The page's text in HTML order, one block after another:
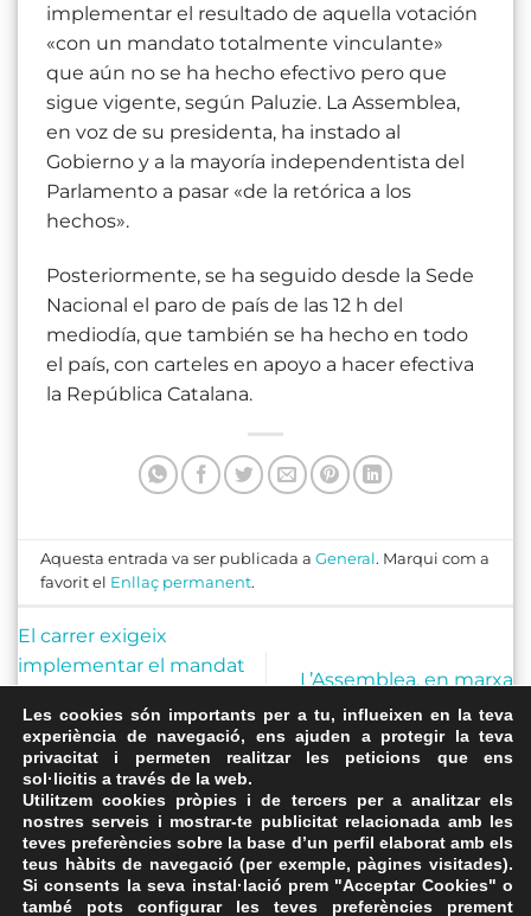
implementar el resultado de aquella votación
«con un mandato totalmente vinculante»
que aún no se ha hecho efectivo pero que
sigue vigente, según Paluzie. La Assemblea,
en voz de su presidenta, ha instado al
Gobierno y a la mayoría independentista del
Parlamento a pasar «de la retórica a los
hechos».
Posteriormente, se ha seguido desde la Sede
Nacional el paro de país de las 12 h del
mediodía, que también se ha hecho en todo
el país, con carteles en apoyo a hacer efectiva
la República Catalana.
Aquesta entrada va ser publicada aGeneral . Marqui com a
favorit el Enllaç permanent.
El carrer exigeix
implementar el mandat
del referèndum que ho
va canviar tot
L’Assemblea, en marxa
aquest cap de setmana
Les cookies són importants per a tu, influeixen en la teva
experiència de navegació, ens ajuden a protegir la teva
privacitat i permeten realitzar les peticions que ens
sol·licitis a través de la web.
Utilitzem cookies pròpies i de tercers per a analitzar els
nostres serveis i mostrar-te publicitat relacionada amb les
teves preferències sobre la base d’un perfil elaborat amb els
teus hàbits de navegació (per exemple, pàgines visitades).
Si consents la seva instal·lació prem "Acceptar Cookies" o
també pots configurar les teves preferències prement